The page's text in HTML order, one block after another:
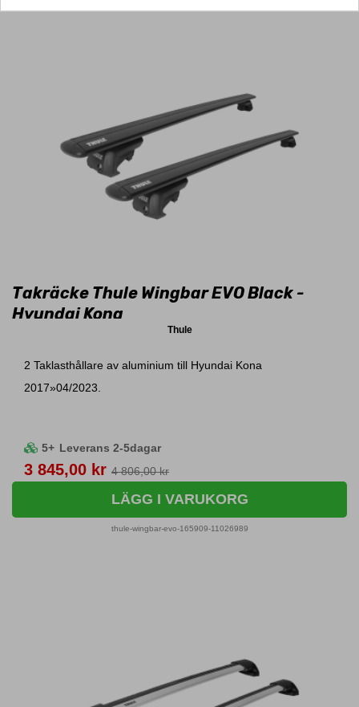
Takräcke Thule Wingbar EVO Black -
Hyundai Kona
Thule
2 Taklasthållare av aluminium till Hyundai Kona
2017»04/2023.
5+ Leverans 2-5dagar
Pris
3 845,00 kr 4 806,00 kr
LÄGG I VARUKORG
thule-wingbar-evo-165909-11026989